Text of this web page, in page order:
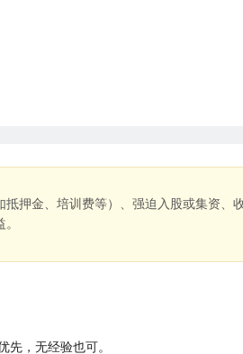
押金、培训费等）、强迫入股或集资、
先，无经验也可。